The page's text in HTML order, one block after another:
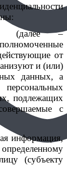
(далее –
от
и (или)
данных, а
подлежащих
с
информация,
(субъекту